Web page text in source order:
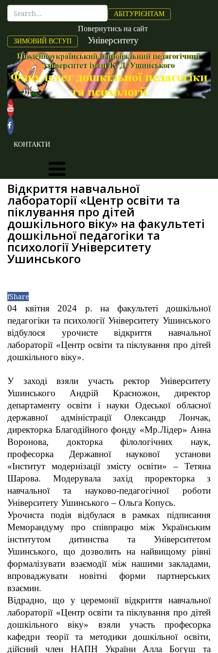
АБІТУРІЄНТАМ
ЗИМОВИЙ ВСТУП
Повернутись на сайт
Університету
КОНТАКТИ
Відкриття навчальної
лабораторії «Центр освіти та
піклування про дітей
дошкільного віку» на факультеті
дошкільної педагогіки та
психології Університету
Ушинського
fShare
04 квітня 2024 р. на факультеті дошкільної
педагогіки та психології Університету Ушинського
відбулося урочисте відкриття навчальної
лабораторії «Центр освіти та піклування про дітей
дошкільного віку».
У заході взяли участь ректор Університету
Ушинського Андрій Красножон, директор
департаменту освіти і науки Одеської обласної
державної адміністрації Олександр Лончак,
директорка Благодійного фонду «Мр.Лідер» Анна
Воронова, докторка філологічних наук,
професорка Державної наукової установи
«Інститут модернізації змісту освіти» – Тетяна
Шарова. Модерувала захід проректорка з
навчальної та науково-педагогічної роботи
Університету Ушинського – Ольга Копусь.
Урочиста подія відбулася в рамках підписання
Меморандуму про співпрацю між Українським
інститутом дитинства та Університетом
Ушинського, що дозволить на найвищому рівні
формалізувати взаємодії між нашими закладами,
впроваджувати новітні форми партнерських
взаємин.
Відрадно, що у церемонії відкриття навчальної
лабораторії «Центр освіти та піклування про дітей
дошкільного віку» взяли участь професорка
кафедри теорії та методики дошкільної освіти,
дійсний член НАПН України Алла Богуш та